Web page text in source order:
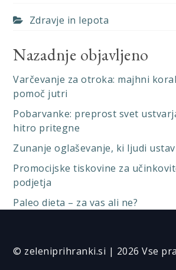
Zdravje in lepota
Nazadnje objavljeno
Varčevanje za otroka: majhni
pomoč jutri
Pobarvanke: preprost svet
hitro pritegne
Zunanje oglaševanje, ki ljudi
Promocijske tiskovine za
podjetja
Paleo dieta – za vas ali ne?
© zeleniprihranki.si | 2026 Vse